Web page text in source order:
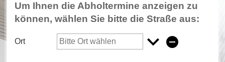
Um Ihnen die Abholtermine anzeigen zu
können, wählen Sie bitte die Straße aus:
Ort